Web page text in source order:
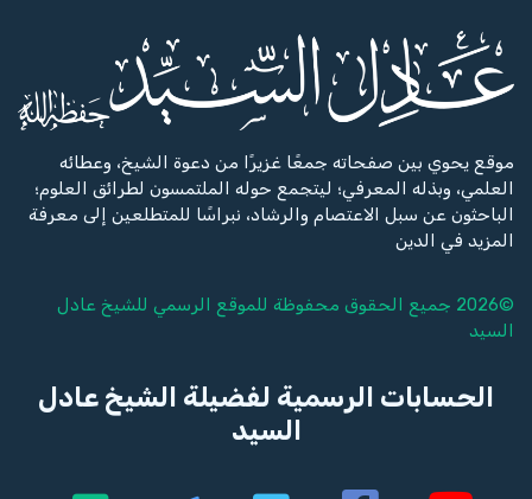
موقع يحوي بين صفحاته جمعًا غزيرًا من دعوة الشيخ، وعطائه
العلمي، وبذله المعرفي؛ ليتجمع حوله الملتمسون لطرائق العلوم؛
الباحثون عن سبل الاعتصام والرشاد، نبراسًا للمتطلعين إلى معرفة
المزيد في الدين
©2026 جميع الحقوق محفوظة للموقع الرسمي للشيخ
عادل
السيد
الحسابات الرسمية لفضيلة الشيخ عادل
السيد